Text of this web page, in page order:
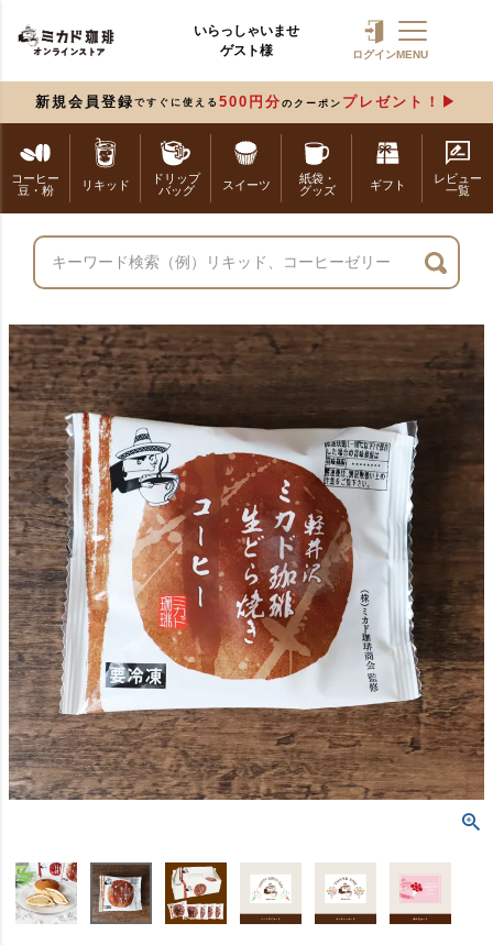
いらっしゃいませ
ゲスト様
ログインMENU
新規会員登録 ですぐに使える 500円分 のクーポン プレゼント！
コーヒー
豆・粉
リキッド
ドリップ
バッグ
スイーツ
紙袋・
グッズ
ギフト
レビュー
一覧